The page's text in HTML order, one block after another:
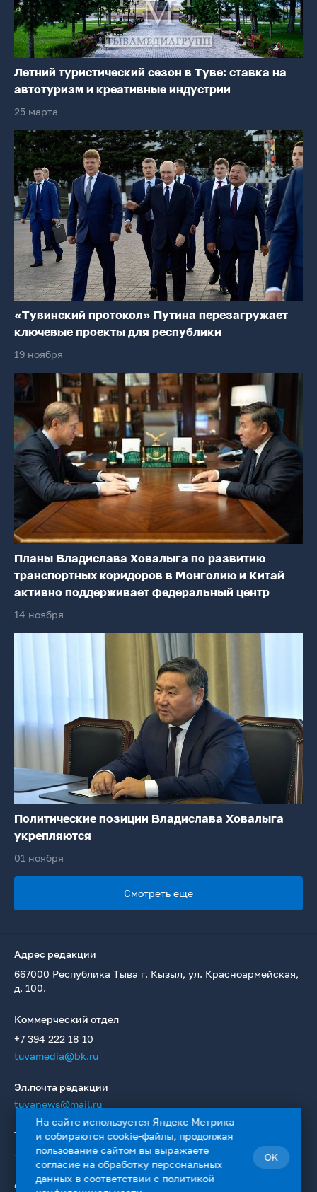
Летний туристический сезон в Туве: ставка на
автотуризм и креативные индустрии
25 марта
«Тувинский протокол» Путина перезагружает
ключевые проекты для республики
19 ноября
Планы Владислава Ховалыга по развитию
транспортных коридоров в Монголию и Китай
активно поддерживает федеральный центр
14 ноября
Политические позиции Владислава Ховалыга
укрепляются
01 ноября
Смотреть еще
Адрес редакции
667000 Республика Тыва г. Кызыл, ул. Красноармейская,
д. 100.
Коммерческий отдел
+7 394 222 18 10
tuvamedia@bk.ru
Эл.почта редакции
tuvanews@mail.ru
Телефон редакции
+7 394 223 36 19
Сетевое издание Информационное агентство «ТуваМедиаГрупп»
На сайте используется Яндекс Метрика
и собираются cookie-файлы, продолжая
пользование сайтом вы выражаете
согласие наобработку персональных
данных в соответствии с политикой
OK